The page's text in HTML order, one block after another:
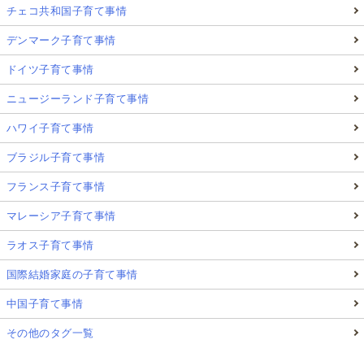
チェコ共和国子育て事情
デンマーク子育て事情
ドイツ子育て事情
ニュージーランド子育て事情
ハワイ子育て事情
ブラジル子育て事情
フランス子育て事情
マレーシア子育て事情
ラオス子育て事情
国際結婚家庭の子育て事情
中国子育て事情
その他のタグ一覧